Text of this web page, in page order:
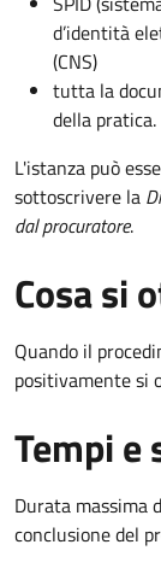
d’identità
(CNS)
tutta la
della pratica.
L'istanza può
sottoscrivere la
dal procuratore.
Cosa si
Quando il
positivamente si
Tempi e
Durata massima
conclusione del